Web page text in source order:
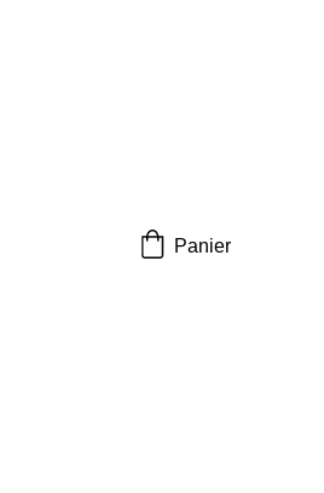
Panier